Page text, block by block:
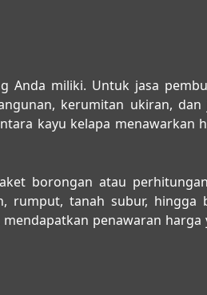
Anda miliki. Untuk jasa
kerumitan ukiran, dan
kayu kelapa menawarkan
borongan atau
rumput, tanah subur, hingga
penawaran harga